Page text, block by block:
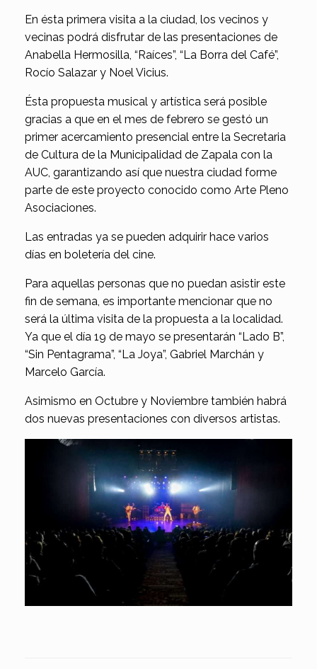
En ésta primera visita a la ciudad, los vecinos y
vecinas podrá disfrutar de las presentaciones de
Anabella Hermosilla, “Raíces”, “La Borra del Café”,
Rocío Salazar y Noel Vicius.
Ésta propuesta musical y artística será posible
gracias a que en el mes de febrero se gestó un
primer acercamiento presencial entre la Secretaria
de Cultura de la Municipalidad de Zapala con la
AUC, garantizando así que nuestra ciudad forme
parte de este proyecto conocido como Arte Pleno
Asociaciones.
Las entradas ya se pueden adquirir hace varios
días en boletería del cine.
Para aquellas personas que no puedan asistir este
fin de semana, es importante mencionar que no
será la última visita de la propuesta a la localidad.
Ya que el día 19 de mayo se presentarán “Lado B”,
“Sin Pentagrama”, “La Joya”, Gabriel Marchán y
Marcelo García.
Asimismo en Octubre y Noviembre también habrá
dos nuevas presentaciones con diversos artistas.